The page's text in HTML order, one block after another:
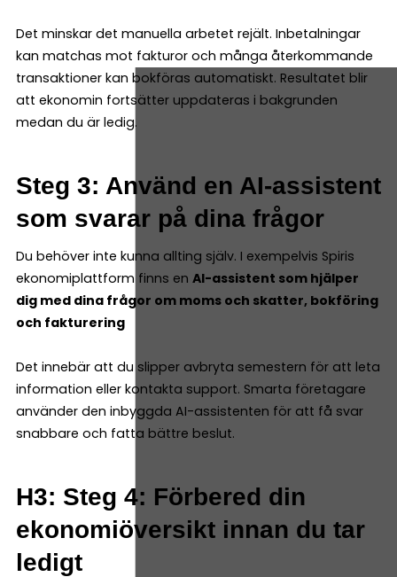
Det minskar det manuella arbetet rejält. Inbetalningar
kan matchas mot fakturor och många återkommande
transaktioner kan bokföras automatiskt. Resultatet blir
att ekonomin fortsätter uppdateras i bakgrunden
medan du är ledig.
Steg 3: Använd en AI-assistent
som svarar på dina frågor
Du behöver inte kunna allting själv. I exempelvis Spiris
ekonomiplattform finns en AI-assistent som hjälper
dig med dina frågor om moms och skatter, bokföring
och fakturering
Det innebär att du slipper avbryta semestern för att leta
information eller kontakta support. Smarta företagare
använder den inbyggda AI-assistenten för att få svar
snabbare och fatta bättre beslut.
H3: Steg 4: Förbered din
ekonomiöversikt innan du tar
ledigt